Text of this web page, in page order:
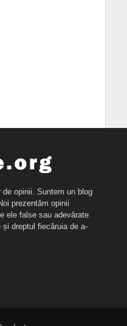
opinii. Suntem un blog
prezentăm opinii
ele false sau adevărate.
dreptul fiecăruia de a-